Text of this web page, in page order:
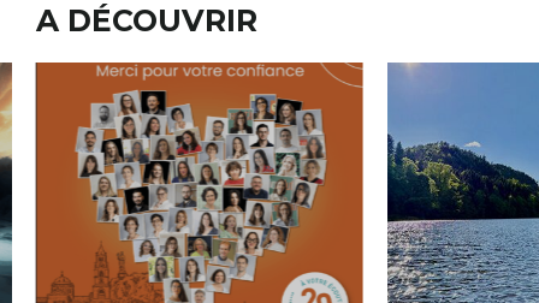
A DÉCOUVRIR